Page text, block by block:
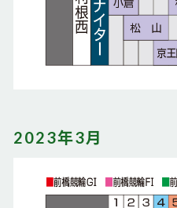
2023年3月